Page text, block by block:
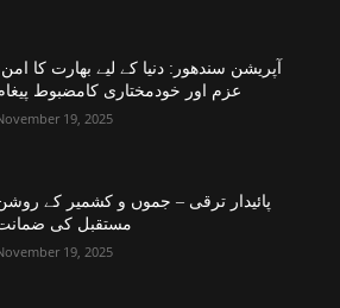
آپریشن سندھور: دنیا کے لیے بھارت کا
عزم اور خودمختاری کامضبوط
19, 2025
پائیدار ترقی – جموں و کشمیر کے
مستقبل کی
19, 2025